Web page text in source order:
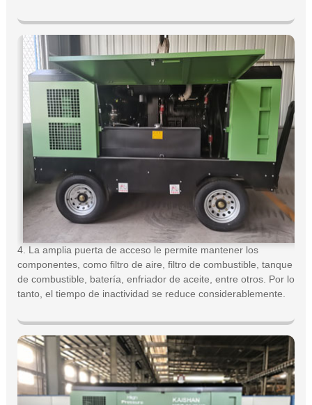
4. La amplia puerta de acceso le permite mantener los
componentes, como filtro de aire, filtro de combustible, tanque
de combustible, batería, enfriador de aceite, entre otros. Por lo
tanto, el tiempo de inactividad se reduce considerablemente.